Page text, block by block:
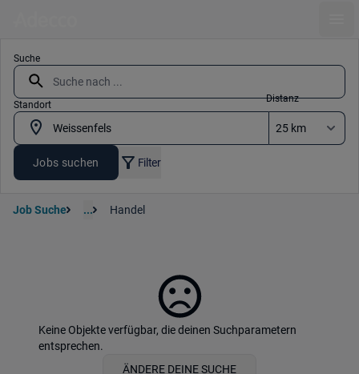
Suche
Standort
Distanz
Jobs suchen Filter
Job Suche ... Handel
Keine Objekte verfügbar, die deinen Suchparametern
entsprechen.
ÄNDERE DEINE SUCHE